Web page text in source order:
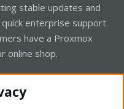
stable updates and
enterprise support.
have a Proxmox
online shop.